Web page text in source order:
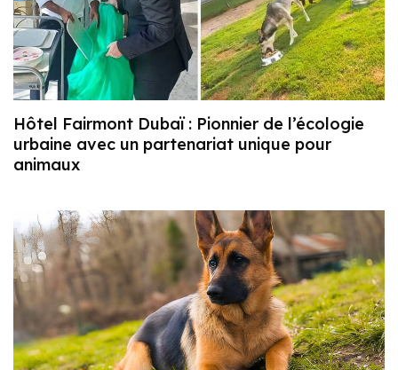
Hôtel Fairmont Dubaï : Pionnier de l’écologie
urbaine avec un partenariat unique pour
animaux